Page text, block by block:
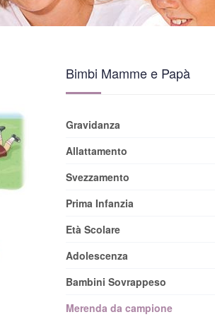
Bimbi Mamme e Papà
Gravidanza
Allattamento
Svezzamento
Prima Infanzia
Età Scolare
Adolescenza
Bambini Sovrappeso
Merenda da campione